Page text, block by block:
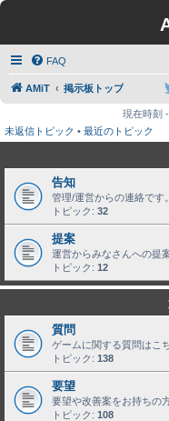
FAQ
AMiT 掲示板トップ
現在時刻
未返信トピック • 最近のトピック
告知
管理/運営からの連絡です。
トピック: 32
提案
運営からみなさんへの提
トピック: 12
質問
ゲームに関する質問はこ
トピック: 138
要望
要望や改善案をお持ちの
トピック: 108